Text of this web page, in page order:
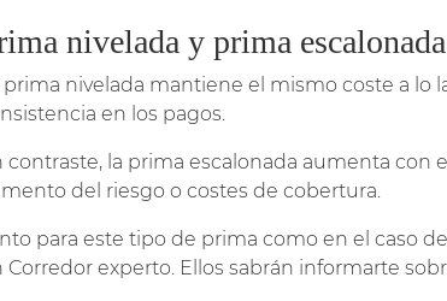
nivelada y prima escalonada
prima nivelada mantiene el mismo coste a lo
en los pagos.
contraste, la prima escalonada aumenta con
del riesgo o costes de cobertura.
para este tipo de prima como en el caso
Corredor experto. Ellos sabrán informarte